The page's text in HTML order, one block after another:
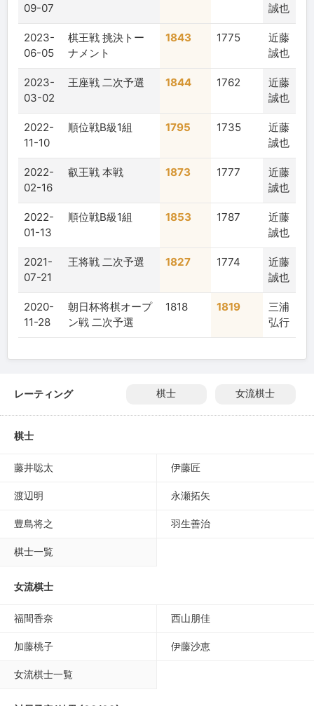
09-07
誠也
2023-
06-05
棋王戦 挑決トー
ナメント
1843 1775
近藤
誠也
2023-
03-02
王座戦 二次予選 1844 1762
近藤
誠也
2022-
11-10
順位戦B級1組 1795 1735
近藤
誠也
2022-
02-16
叡王戦 本戦 1873 1777
近藤
誠也
2022-
01-13
順位戦B級1組 1853 1787
近藤
誠也
2021-
07-21
王将戦 二次予選 1827 1774
近藤
誠也
2020-
11-28
朝日杯将棋オープ
ン戦 二次予選
1818 1819
三浦
弘行
レーティング 棋士 女流棋士
棋士
藤井聡太 伊藤匠
渡辺明 永瀬拓矢
豊島将之 羽生善治
棋士一覧
女流棋士
福間香奈 西山朋佳
加藤桃子 伊藤沙恵
女流棋士一覧